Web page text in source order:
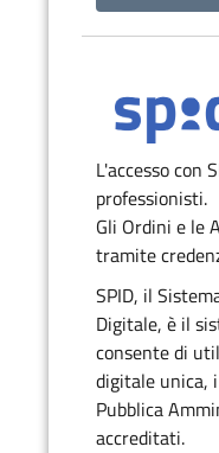
L'accesso con
professionisti.
Gli Ordini e le
tramite
SPID, il
Digitale, è il
consente di
digitale unica,
Pubblica
accreditati.